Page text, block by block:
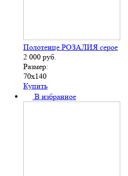
Полотенце РОЗАЛИЯ серое
2 000 руб.
Размер:
70х140
Купить
В избранное